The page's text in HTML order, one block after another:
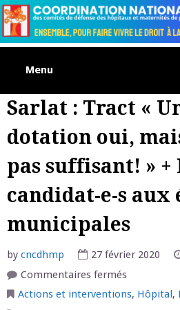
Skip
to
content
Menu
Sarlat : Tract «
dotation oui,
pas suffisant! »
candidat-e-s aux
municipales
by cncdhmp 27 février 2020
Commentaires ferméssur
:
Tract
Actions et interventions, Hôpital ,